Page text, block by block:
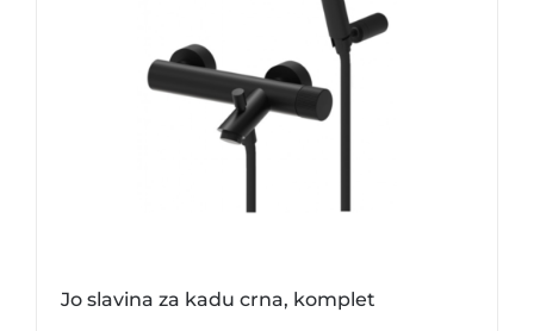
Jo slavina za kadu crna, komplet